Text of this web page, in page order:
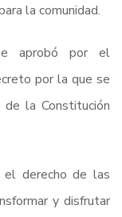
la comunidad.
aprobó por el
por la que se
la Constitución
el derecho de las
y disfrutar